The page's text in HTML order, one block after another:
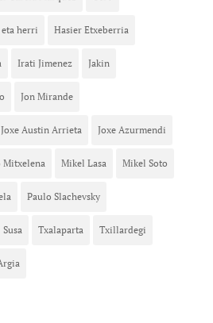
herri Hasier Etxeberria
Irati Jimenez Jakin
Jon Mirande
Joxe Austin Arrieta Joxe Azurmendi
Mitxelena Mikel Lasa Mikel Soto
Paulo Slachevsky
Susa Txalaparta Txillardegi